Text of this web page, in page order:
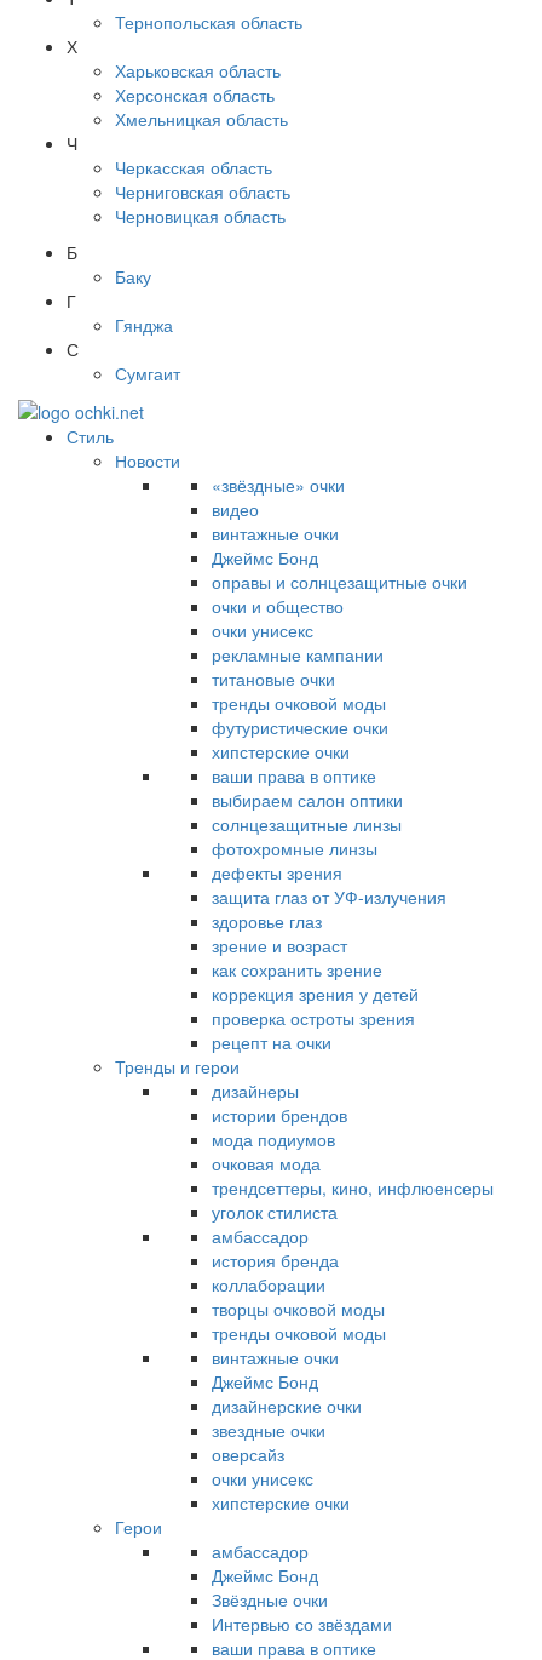
Тернопольская область
Х
Харьковская область
Херсонская область
Хмельницкая область
Ч
Черкасская область
Черниговская область
Черновицкая область
Б
Баку
Г
Гянджа
С
Сумгаит
Стиль
Новости
«звёздные» очки
видео
винтажные очки
Джеймс Бонд
оправы и солнцезащитные очки
очки и общество
очки унисекс
рекламные кампании
титановые очки
тренды очковой моды
футуристические очки
хипстерские очки
ваши права в оптике
выбираем салон оптики
солнцезащитные линзы
фотохромные линзы
дефекты зрения
защита глаз от УФ-излучения
здоровье глаз
зрение и возраст
как сохранить зрение
коррекция зрения у детей
проверка остроты зрения
рецепт на очки
Тренды и герои
дизайнеры
истории брендов
мода подиумов
очковая мода
трендсеттеры, кино, инфлюенсеры
уголок стилиста
амбассадор
история бренда
коллаборации
творцы очковой моды
тренды очковой моды
винтажные очки
Джеймс Бонд
дизайнерские очки
звездные очки
оверсайз
очки унисекс
хипстерские очки
Герои
амбассадор
Джеймс Бонд
Звёздные очки
Интервью со звёздами
ваши права в оптике